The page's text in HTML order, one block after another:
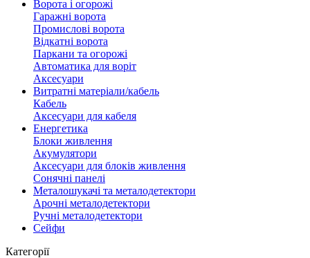
Ворота і огорожі
Гаражні ворота
Промислові ворота
Відкатні ворота
Паркани та огорожі
Автоматика для воріт
Аксесуари
Витратні матеріали/кабель
Кабель
Аксесуари для кабеля
Енергетика
Блоки живлення
Акумулятори
Аксесуари для блоків живлення
Сонячні панелі
Металошукачі та металодетектори
Арочні металодетектори
Ручні металодетектори
Сейфи
Категорії